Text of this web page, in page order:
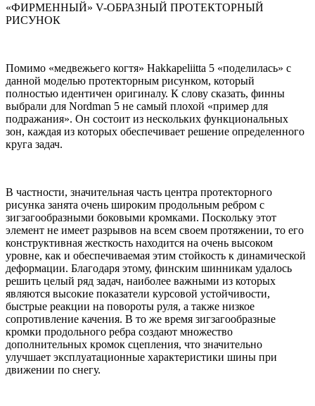
«ФИРМЕННЫЙ» V-ОБРАЗНЫЙ ПРОТЕКТОРНЫЙ
РИСУНОК
Помимо «медвежьего когтя» Hakkapeliitta 5 «поделилась» с
данной моделью протекторным рисунком, который
полностью идентичен оригиналу. К слову сказать, финны
выбрали для Nordman 5 не самый плохой «пример для
подражания». Он состоит из нескольких функциональных
зон, каждая из которых обеспечивает решение определенного
круга задач.
В частности, значительная часть центра протекторного
рисунка занята очень широким продольным ребром с
зигзагообразными боковыми кромками. Поскольку этот
элемент не имеет разрывов на всем своем протяжении, то его
конструктивная жесткость находится на очень высоком
уровне, как и обеспечиваемая этим стойкость к динамической
деформации. Благодаря этому, финским шинникам удалось
решить целый ряд задач, наиболее важными из которых
являются высокие показатели курсовой устойчивости,
быстрые реакции на повороты руля, а также низкое
сопротивление качения. В то же время зигзагообразные
кромки продольного ребра создают множество
дополнительных кромок сцепления, что значительно
улучшает эксплуатационные характеристики шины при
движении по снегу.